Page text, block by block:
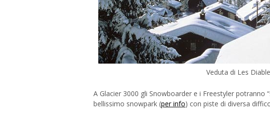
Veduta di Les
A Glacier 3000 gli Snowboarder e i Freestyler potranno
bellissimo snowpark (per info) con piste di diversa